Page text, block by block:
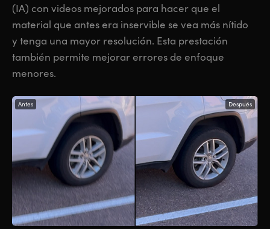
(IA) con videos mejorados para hacer que el
material que antes era inservible se vea más nítido
y tenga una mayor resolución. Esta prestación
también permite mejorar errores de enfoque
menores.
Antes Después